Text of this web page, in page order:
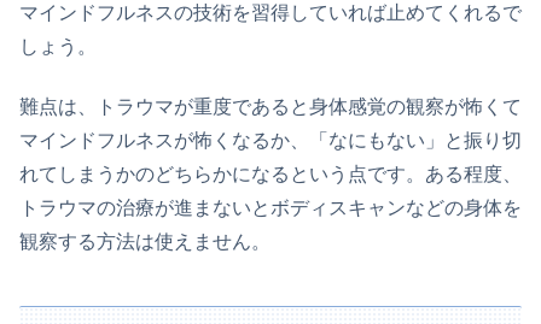
マインドフルネスの技術を習得していれば止めてくれるで
しょう。
難点は、トラウマが重度であると身体感覚の観察が怖くて
マインドフルネスが怖くなるか、「なにもない」と振り切
れてしまうかのどちらかになるという点です。ある程度、
トラウマの治療が進まないとボディスキャンなどの身体を
観察する方法は使えません。